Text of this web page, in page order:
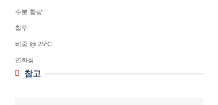
수분 함량
침투
비중 @ 25°C
연화점
참고